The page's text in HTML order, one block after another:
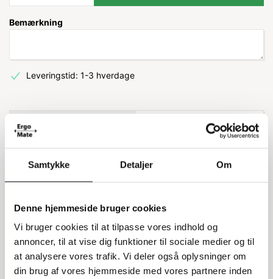
Samtykke Detaljer Om
Denne hjemmeside bruger cookies
Vi bruger cookies til at tilpasse vores indhold og
annoncer, til at vise dig funktioner til sociale medier og til
at analysere vores trafik. Vi deler også oplysninger om
din brug af vores hjemmeside med vores partnere inden
Bemærkning
Leveringstid: 1-3 hverdage
Information
Selvklæbende pictogram til
affaldssortering
Dette selvklæbende pictogram er designet til at
gøre affaldssortering nemmere. Med afrundede
hjørner passer det perfekt til både
kildesorteringsstationer og almindelige
skraldespande. Det er også vaskbart, så du kan